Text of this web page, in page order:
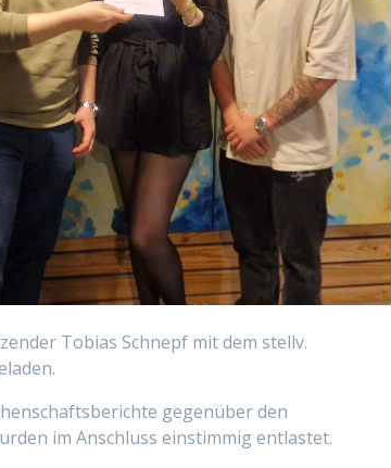
Tobias Schnepf mit dem stellv.
gegenüber den
im Anschluss einstimmig entlastet.